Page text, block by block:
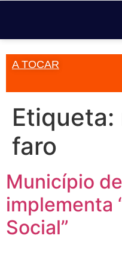
A TOCAR
Etiqueta:
faro
Município
implementa
Social”